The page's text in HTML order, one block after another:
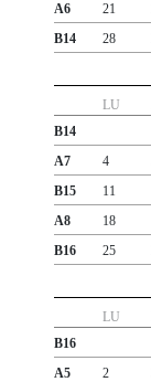
A6
21
B14
28
LU
B14
A7
4
B15
11
A8
18
B16
25
LU
B16
A5
2